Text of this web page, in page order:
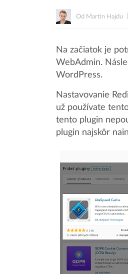
Od Martin Hajdu
Na začiatok je
WebAdmin.
WordPress.
Nastavovanie
už používate
tento plugin
plugin najskôr